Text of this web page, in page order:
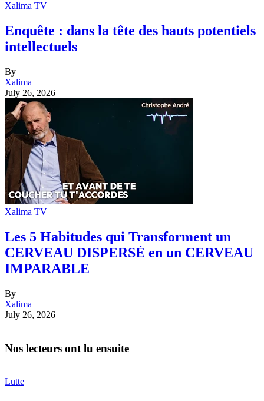
Xalima TV
Enquête : dans la tête des hauts potentiels
intellectuels
By
Xalima
July 26, 2026
Xalima TV
Les 5 Habitudes qui Transforment un
CERVEAU DISPERSÉ en un CERVEAU
IMPARABLE
By
Xalima
July 26, 2026
Nos lecteurs ont lu ensuite
Lutte